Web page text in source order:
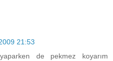
21:53
de pekmez koyarım